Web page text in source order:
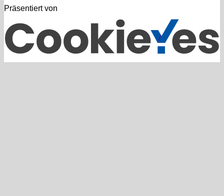
Präsentiert von